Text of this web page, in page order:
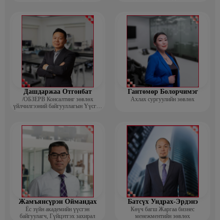
Дашдаржаа Отгонбат
/ОБЗЕРВ Консалтинг зөвлөх
үйлчилгээний байгууллагын Үүсгэн
Гантөмөр Болорчимэг
Ахлах сургуулийн зөвлөх
Жамъянсүрэн Оймандах
Ёс зүйн академийн үүсгэн
байгуулагч, Гүйцэтгэх захирал
Батсүх Ундрах-Эрдэнэ
Көүч багш Жаргаа бизнес
менежментийн зөвлөх